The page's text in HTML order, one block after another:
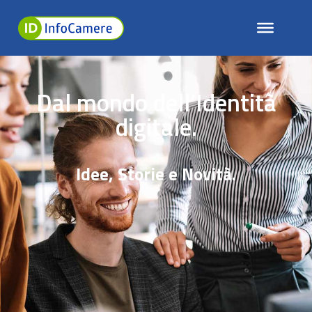
EUDI Wallet: i Servizi Fiduciari
qualificati sono le fondamenta
Dal mondo dell’Identità
digitale.
Idee, Storie e Novità.